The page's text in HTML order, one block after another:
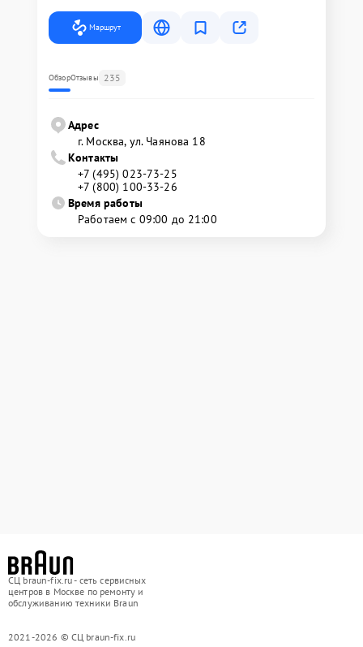
Маршрут
ОбзорОтзывы 235
Адрес
г. Москва, ул. Чаянова 18
Контакты
+7 (495) 023-73-25
+7 (800) 100-33-26
Время работы
Работаем с 09:00 до 21:00
СЦ braun-fix.ru - сеть сервисных
центров в Москве по ремонту и
обслуживанию техники Braun
2021-2026 © СЦ braun-fix.ru